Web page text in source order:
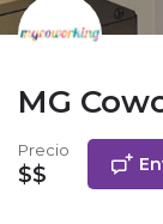
MG
Precio
$$